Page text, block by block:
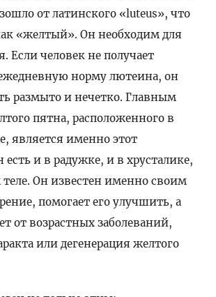
от латинского «luteus», что
«желтый». Он необходим для
Если человек не получает
норму лютеина, он
размыто и нечетко. Главным
пятна, расположенного в
является именно этот
есть и в радужке, и в хрусталике,
Он известен именно своим
помогает его улучшить, а
от возрастных заболеваний,
или дегенерация желтого